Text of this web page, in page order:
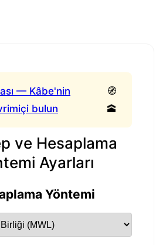
— Kâbe'nin
bulun
🧭
🕋
ve Hesaplama
Ayarları
Yöntemi